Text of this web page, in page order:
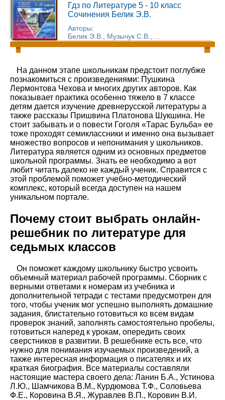
Гдз по Литературе 5 - 10 класс
Сочинения Белик Э.В.
Авторы:
Белик Э.В., Музычук С.В., ...
На данном этапе школьникам предстоит поглубже
познакомиться с произведениями: Пушкина
Лермонтова Чехова и многих других авторов. Как
показывает практика особенно тяжело в 7 классе
детям дается изучение древнерусской литературы а
также рассказы Пришвина Платонова Шукшина. Не
стоит забывать и о повести Гоголя «Тарас Бульба» ее
тоже проходят семиклассники и именно она вызывает
множество вопросов и непонимания у школьников.
Литература является одним из основных предметов
школьной программы. Знать ее необходимо а вот
любит читать далеко не каждый ученик. Справится с
этой проблемой поможет учебно-методический
комплекс, который всегда доступен на нашем
уникальном портале.
Почему стоит выбрать онлайн-
решебник по литературе для
седьмых классов
Он поможет каждому школьнику быстро усвоить
объемный материал рабочей программы. Сборник с
верными ответами к номерам из учебника и
дополнительной тетради с тестами предусмотрен для
того, чтобы ученик мог успешно выполнять домашние
задания, блистательно готовиться ко всем видам
проверок знаний, заполнять самостоятельно пробелы,
готовиться наперед к урокам, опередить своих
сверстников в развитии. В решебнике есть все, что
нужно для понимания изучаемых произведений, а
также интересная информация о писателях и их
краткая биография. Все материалы составляли
настоящие мастера своего дела: Ланин Б.А., Устинова
Л.Ю., Шамчикова В.М., Курдюмова Т.Ф., Соловьева
Ф.Е., Коровина В.Я., Журавлев В.П., Коровин В.И.